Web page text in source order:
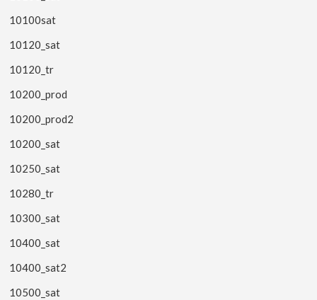
10100sat
10120_sat
10120_tr
10200_prod
10200_prod2
10200_sat
10250_sat
10280_tr
10300_sat
10400_sat
10400_sat2
10500_sat